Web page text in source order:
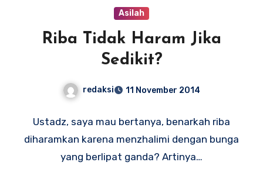
Asilah
Riba Tidak Haram Jika
Sedikit?
redaksi 11 November 2014
Ustadz, saya mau bertanya, benarkah riba
diharamkan karena menzhalimi dengan bunga
yang berlipat ganda? Artinya…